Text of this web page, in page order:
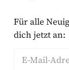
Für alle
dich jetzt an:
E-Mail-
Außerdem